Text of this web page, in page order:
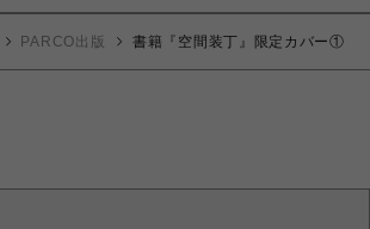
PARCO出版 書籍『空間装丁』限定カバー①